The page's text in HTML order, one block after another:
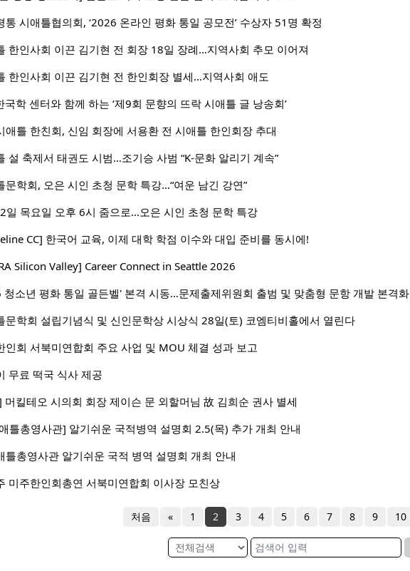
통 시애틀협의회, ‘2026 온라인 평화 통일 공모전’ 수상자 51명 확정
한인사회 이끈 김기현 전 회장 18일 장례…지역사회 추모 이어져
한인사회 이끈 김기현 전 한인회장 별세…지역사회 애도
국학 센터와 함께 하는 ‘제9회 문향의 뜨락 시애틀 글 낭송회’
애틀 한친회, 신임 회장에 서용환 전 시애틀 한인회장 추대
설 축제서 태권도 시범…조기승 사범 “K-문화 알리기 계속”
문학회, 오은 시인 초청 문학 특강…“여운 남긴 강연”
일 목요일 오후 6시 줌으로…오은 시인 초청 문학 특강
CC] 한국어 교육, 이제 대학 학점 이수와 대입 준비를 동시에!
Silicon Valley] Career Connect in Seattle 2026
청소년 평화 통일 골든벨' 본격 시동…문제출제위원회 출범 및 맞춤형 문항 개발 본격화
문학회 설립기념식 및 신인문학상 시상식 28일(토) 코엠티비홀에서 열린다
인회 서북미연합회 주요 사업 및 MOU 체결 성과 보고
무료 떡국 식사 제공
머킬테오 시의회 회장 제이슨 문 외할머님 故 김희순 권사 별세
틀총영사관] 알기쉬운 국적병역 설명회 2.5(목) 추가 개최 안내
틀총영사관 알기쉬운 국적 병역 설명회 개최 안내
미주한인회총연 서북미연합회 이사장 모친상
처음 « 1 2 3 4 5 6 7 8 9 10